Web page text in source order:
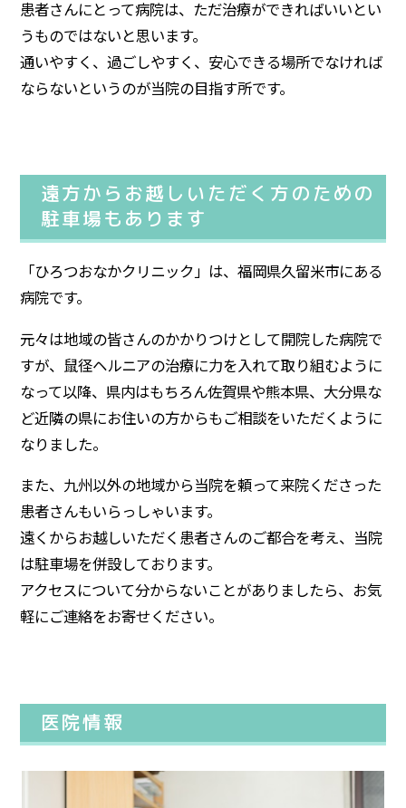
患者さんにとって病院は、ただ治療ができればいいとい
うものではないと思います。
通いやすく、過ごしやすく、安心できる場所でなければ
ならないというのが当院の目指す所です。
遠方からお越しいただく方のための
駐車場もあります
「ひろつおなかクリニック」は、福岡県久留米市にある
病院です。
元々は地域の皆さんのかかりつけとして開院した病院で
すが、鼠径ヘルニアの治療に力を入れて取り組むように
なって以降、県内はもちろん佐賀県や熊本県、大分県な
ど近隣の県にお住いの方からもご相談をいただくように
なりました。
また、九州以外の地域から当院を頼って来院くださった
患者さんもいらっしゃいます。
遠くからお越しいただく患者さんのご都合を考え、当院
は駐車場を併設しております。
アクセスについて分からないことがありましたら、お気
軽にご連絡をお寄せください。
医院情報